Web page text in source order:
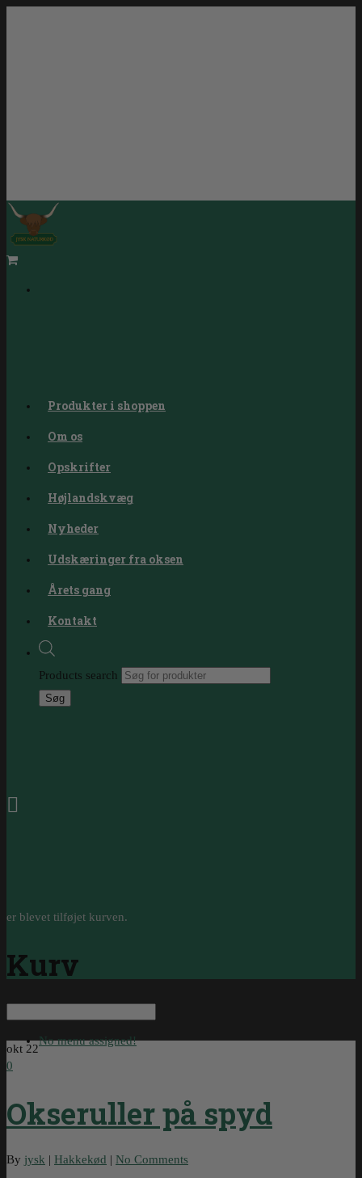
Produkter i shoppen
Om os
Opskrifter
Højlandskvæg
Nyheder
Udskæringer fra oksen
Årets gang
Kontakt
Products search
Søg
er blevet tilføjet kurven.
Kurv
No menu assigned!
okt 22
0
Okseruller på spyd
By jysk | Hakkekød | No Comments